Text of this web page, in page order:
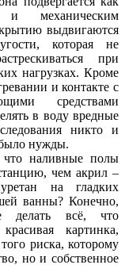
и механическим
выдвигаются
которая не
при
нагрузках. Кроме
и контакте с
средствами
в воду вредные
никто и
нужды.
наливные полы
чем акрил –
на гладких
ванны? Конечно,
делать всё, что
картинка,
риска, которому
но и собственное